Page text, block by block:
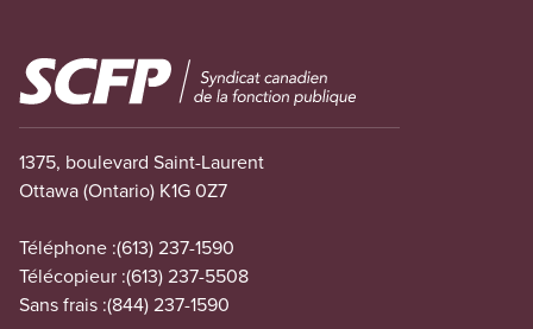
Image
1375, boulevard Saint-Laurent
Ottawa (Ontario) K1G 0Z7
Téléphone :(613) 237-1590
Télécopieur :(613) 237-5508
Sans frais :(844) 237-1590